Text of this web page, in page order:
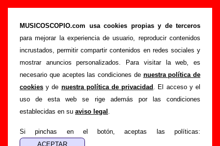
MUSICOSCOPIO.com usa cookies propias y de terceros
para mejorar la experiencia de usuario, reproducir contenidos
incrustados, permitir compartir contenidos en redes sociales y
mostrar anuncios personalizados. Para visitar la web, es
necesario que aceptes las condiciones de nuestra política de
cookies y de nuestra política de privacidad . El acceso y el
uso de esta web se rige además por las condiciones
establecidas en su aviso legal .
Si pinchas en el botón, aceptas las políticas:
Canciones de Vacaciones (letras, autores,
videoclips...)
Portada >Vacaciones >Canciones
Esta página muestra una lista con todas las canciones de
Vacaciones por orden alfabético. Para ver toda la
información disponible sobre una canción (discos en los que
aparece, autor o autores, letra, curiosidades, etc.), sigue el
enlace correspondiente.
En el caso de que no esté disponible la letra de uno de los
temas, se indica junto al enlace a la canción. Puedes ayudar